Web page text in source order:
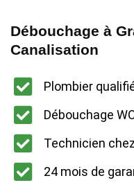
Débouchage à
Canalisation
Plombier
Débouchage
Technicien
24 mois de